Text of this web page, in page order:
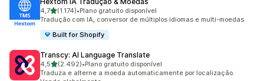
4,7de 5 estrelas
(1.174)
1174 avaliações ao todo
•Plano gratuito disponível
Tradução com IA, conversor de múltiplos idiomas e multi-moedas
Built for Shopify
Transcy: AI Language Translate
4,5de 5 estrelas
(2.492)
2492 avaliações ao todo
•Plano gratuito disponível
Traduza e alterne a moeda automaticamente por localização.